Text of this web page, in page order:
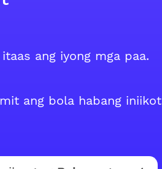
ang iyong mga paa.
ang bola habang iniikot